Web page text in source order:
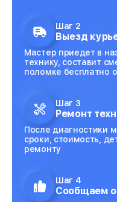
Шаг 2
Выезд
Мастер приедет в
технику, составит
поломке бесплатно
Шаг 3
Ремонт
После диагностики
сроки, стоимость,
ремонту
Шаг 4
Сообщаем о